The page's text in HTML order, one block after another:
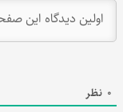
0 نظر